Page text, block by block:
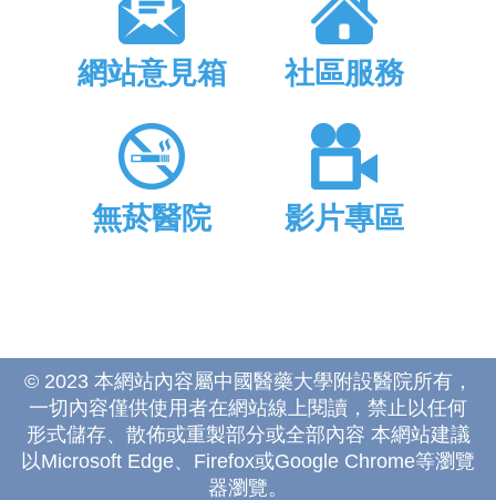
網站意見箱 社區服務
無菸醫院 影片專區
© 2023 本網站內容屬中國醫藥大學附設醫院所有，
一切內容僅供使用者在網站線上閱讀，禁止以任何
形式儲存、散佈或重製部分或全部內容 本網站建議
以Microsoft Edge、Firefox或Google Chrome等瀏覽
器瀏覽。